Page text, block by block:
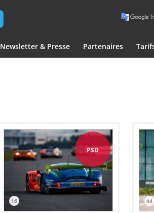
Newsletter & Presse Partenaires
PSD
16 44